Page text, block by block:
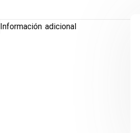
Información adicional